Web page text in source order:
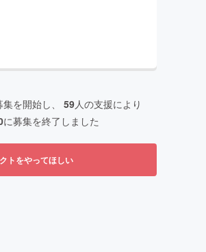
集を開始し、 59人の支援により
に募集を終了しました
トをやってほしい